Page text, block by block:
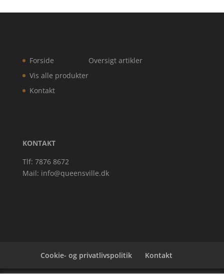
Forside
Vis alle produkter
Kontakt
Oversigt artikler
KONTAKT
Tlf: 7876 8672
Mail: info@queensville.dk
Cookie- og privatlivspolitik Kontakt